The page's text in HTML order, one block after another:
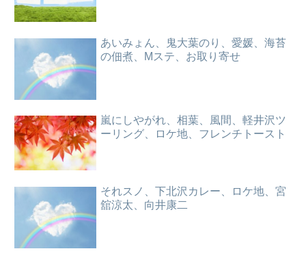
あいみょん、鬼大葉のり、愛媛、海苔
の佃煮、Mステ、お取り寄せ
嵐にしやがれ、相葉、風間、軽井沢ツ
ーリング、ロケ地、フレンチトースト
それスノ、下北沢カレー、ロケ地、宮
舘涼太、向井康二